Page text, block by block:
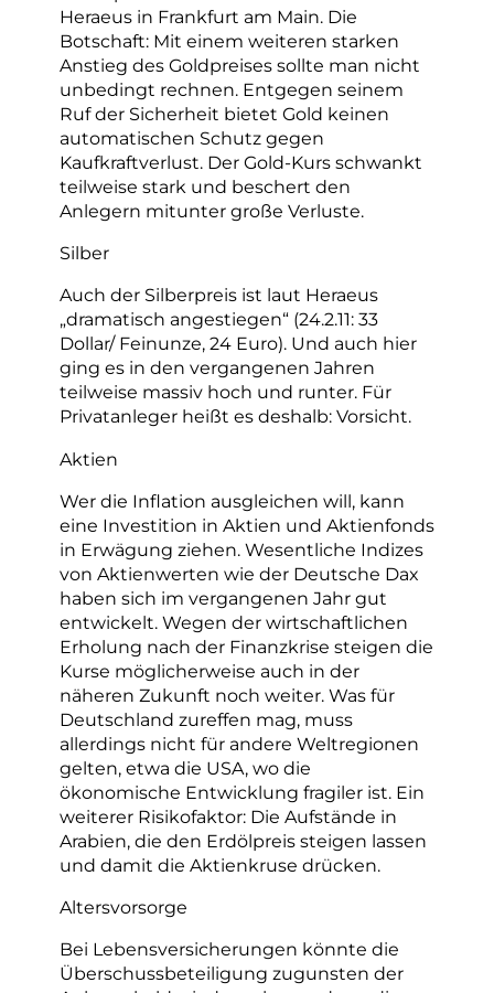
Heraeus in Frankfurt am Main. Die
Botschaft: Mit einem weiteren starken
Anstieg des Goldpreises sollte man nicht
unbedingt rechnen. Entgegen seinem
Ruf der Sicherheit bietet Gold keinen
automatischen Schutz gegen
Kaufkraftverlust. Der Gold-Kurs schwankt
teilweise stark und beschert den
Anlegern mitunter große Verluste.
Silber
Auch der Silberpreis ist laut Heraeus
„dramatisch angestiegen“ (24.2.11: 33
Dollar/ Feinunze, 24 Euro). Und auch hier
ging es in den vergangenen Jahren
teilweise massiv hoch und runter. Für
Privatanleger heißt es deshalb: Vorsicht.
Aktien
Wer die Inflation ausgleichen will, kann
eine Investition in Aktien und Aktienfonds
in Erwägung ziehen. Wesentliche Indizes
von Aktienwerten wie der Deutsche Dax
haben sich im vergangenen Jahr gut
entwickelt. Wegen der wirtschaftlichen
Erholung nach der Finanzkrise steigen die
Kurse möglicherweise auch in der
näheren Zukunft noch weiter. Was für
Deutschland zureffen mag, muss
allerdings nicht für andere Weltregionen
gelten, etwa die USA, wo die
ökonomische Entwicklung fragiler ist. Ein
weiterer Risikofaktor: Die Aufstände in
Arabien, die den Erdölpreis steigen lassen
und damit die Aktienkruse drücken.
Altersvorsorge
Bei Lebensversicherungen könnte die
Überschussbeteiligung zugunsten der